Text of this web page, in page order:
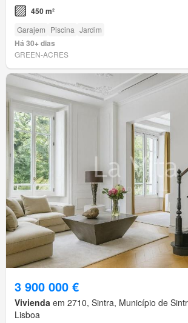
450 m²
Garajem Piscina Jardim
Há 30+ dias
GREEN-ACRES
3 900 000 €
Vivienda em 2710, Sintra, Município de
Lisboa